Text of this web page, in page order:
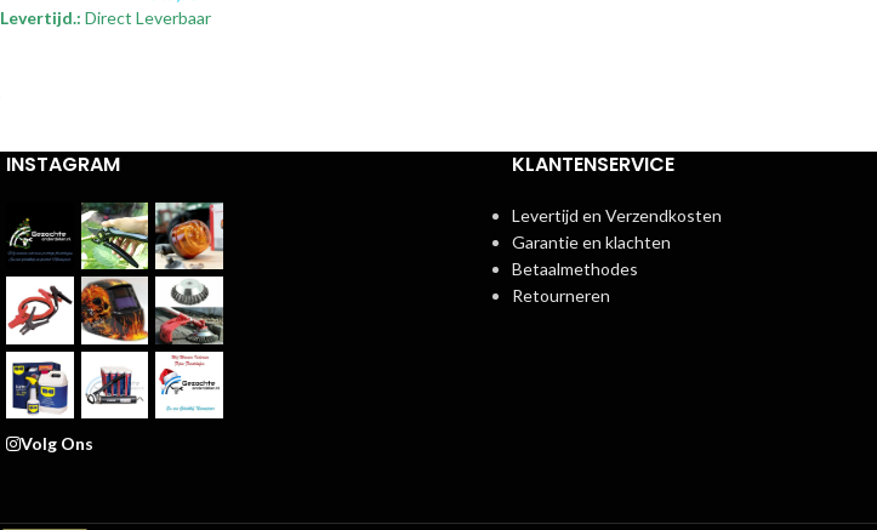
Levertijd.: Direct Leverbaar
INSTAGRAM
Volg Ons
KLANTENSERVICE
Levertijd en Verzendkosten
Garantie en klachten
Betaalmethodes
Retourneren